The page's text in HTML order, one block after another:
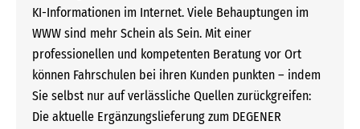
KI-Informationen im Internet. Viele Behauptungen im
WWW sind mehr Schein als Sein. Mit einer
professionellen und kompetenten Beratung vor Ort
können Fahrschulen bei ihren Kunden punkten – indem
Sie selbst nur auf verlässliche Quellen zurückgreifen:
Die aktuelle Ergänzungslieferung zum DEGENER